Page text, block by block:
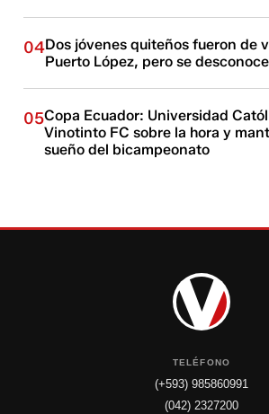
04Dos jóvenes quiteños fueron de
Puerto López, pero se
05Copa Ecuador: Universidad
Vinotinto FC sobre la hora y
sueño del bicampeonato
TELÉFONO
(+593) 985860991
(042) 2327200